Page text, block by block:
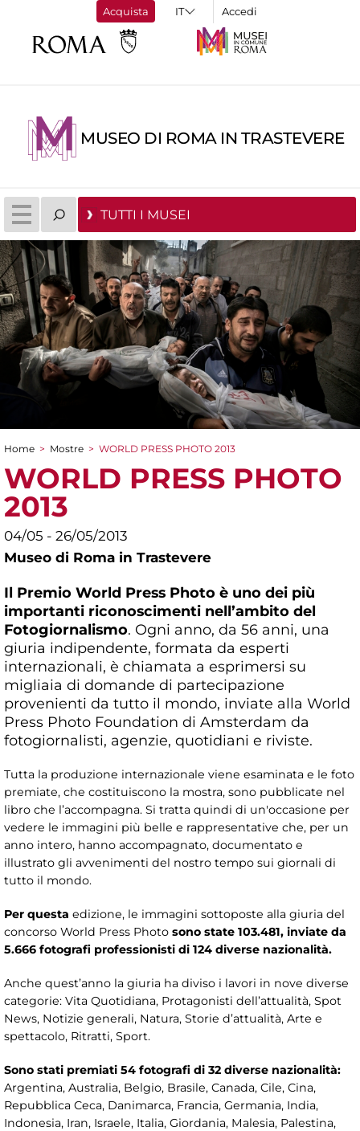
Acquista Accedi
MUSEO DI ROMA IN TRASTEVERE
TUTTI I MUSEI
Tu sei qui
Home > Mostre > WORLD PRESS PHOTO 2013
WORLD PRESS PHOTO
2013
04/05 - 26/05/2013
Museo di Roma in Trastevere
Il Premio World Press Photo è uno dei più
importanti riconoscimenti nell’ambito del
Fotogiornalismo. Ogni anno, da 56 anni, una
giuria indipendente, formata da esperti
internazionali, è chiamata a esprimersi su
migliaia di domande di partecipazione
provenienti da tutto il mondo, inviate alla World
Press Photo Foundation di Amsterdam da
fotogiornalisti, agenzie, quotidiani e riviste.
Tutta la produzione internazionale viene esaminata e le foto
premiate, che costituiscono la mostra, sono pubblicate nel
libro che l’accompagna. Si tratta quindi di un'occasione per
vedere le immagini più belle e rappresentative che, per un
anno intero, hanno accompagnato, documentato e
illustrato gli avvenimenti del nostro tempo sui giornali di
tutto il mondo.
Per questa edizione, le immagini sottoposte alla giuria del
concorso World Press Photo sono state 103.481, inviate da
5.666 fotografi professionisti di 124 diverse nazionalità.
Anche quest’anno la giuria ha diviso i lavori in nove diverse
categorie: Vita Quotidiana, Protagonisti dell’attualità, Spot
News, Notizie generali, Natura, Storie d’attualità, Arte e
spettacolo, Ritratti, Sport.
Sono stati premiati 54 fotografi di 32 diverse nazionalità:
Argentina, Australia, Belgio, Brasile, Canada, Cile, Cina,
Repubblica Ceca, Danimarca, Francia, Germania, India,
Indonesia, Iran, Israele, Italia, Giordania, Malesia, Palestina,